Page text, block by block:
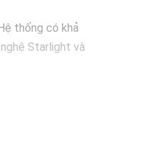
thống có khả
Starlight và